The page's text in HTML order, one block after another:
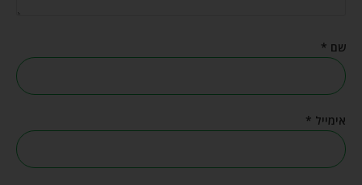
שם*
אימייל*